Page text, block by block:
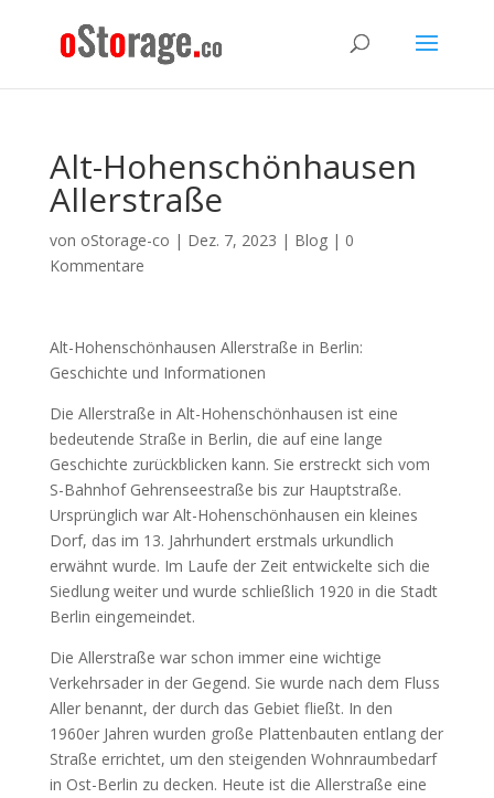
Alt-Hohenschönhausen
Allerstraße
von oStorage-co | Dez. 7, 2023 | Blog| 0
Kommentare
Alt-Hohenschönhausen Allerstraße in Berlin:
Geschichte und Informationen
Die Allerstraße in Alt-Hohenschönhausen ist eine
bedeutende Straße in Berlin, die auf eine lange
Geschichte zurückblicken kann. Sie erstreckt sich vom
S-Bahnhof Gehrenseestraße bis zur Hauptstraße.
Ursprünglich war Alt-Hohenschönhausen ein kleines
Dorf, das im 13. Jahrhundert erstmals urkundlich
erwähnt wurde. Im Laufe der Zeit entwickelte sich die
Siedlung weiter und wurde schließlich 1920 in die Stadt
Berlin eingemeindet.
Die Allerstraße war schon immer eine wichtige
Verkehrsader in der Gegend. Sie wurde nach dem Fluss
Aller benannt, der durch das Gebiet fließt. In den
1960er Jahren wurden große Plattenbauten entlang der
Straße errichtet, um den steigenden Wohnraumbedarf
in Ost-Berlin zu decken. Heute ist die Allerstraße eine